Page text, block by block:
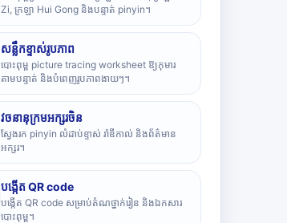
Zi, ក្រឡា Hui Gong និងបន្ទាត់ pinyin។
សន្លឹកខ្ទាស់រូបភាព
បោះពុម្ព picture tracing worksheet ឱ្យកុមារ
តាមបន្ទាត់ និងបំពេញរូបភាពងាយៗ។
វចនានុក្រមអក្សរចិន
ស្វែងរក pinyin លំដាប់ខ្ទាស់ រ៉ាឌីកាល់ និងព័ត៌មាន
អក្សរ។
បង្កើត QR code
បង្កើត QR code សម្រាប់តំណថ្នាក់រៀន និងឯកសារ
បោះពុម្ព។